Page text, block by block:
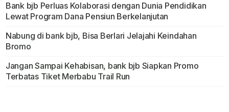
Bank bjb Perluas Kolaborasi dengan Dunia Pendidikan
Lewat Program Dana Pensiun Berkelanjutan
Nabung di bank bjb, Bisa Berlari Jelajahi Keindahan
Bromo
Jangan Sampai Kehabisan, bank bjb Siapkan Promo
Terbatas Tiket Merbabu Trail Run